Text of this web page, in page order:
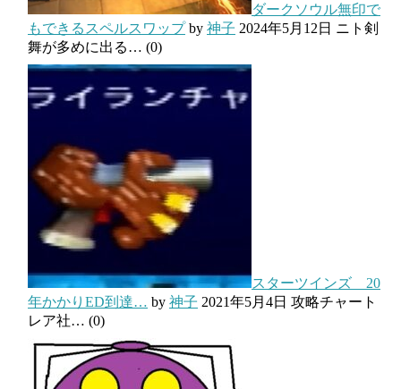
ダークソウル無印で
もできるスペルスワップby 神子 2024年5月12日 ニト剣
舞が多めに出る… (0)
スターツインズ 20
年かかりED到達… by 神子 2021年5月4日 攻略チャート
レア社… (0)